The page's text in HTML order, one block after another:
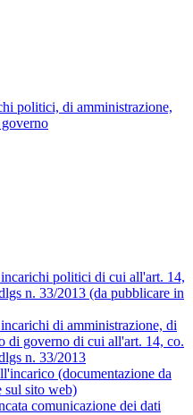
politici, di amministrazione,
politici di cui all'art. 14,
n. 33/2013 (da pubblicare in
di amministrazione, di
di governo di cui all'art. 14, co.
n. 33/2013
(documentazione da
sul sito web)
comunicazione dei dati